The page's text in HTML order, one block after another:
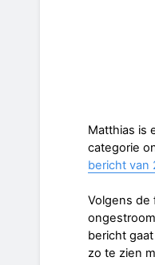
Matthias is
categorie
bericht van
Volgens de
bericht
zo te zien